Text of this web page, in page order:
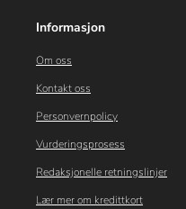
Informasjon
Om oss
Kontakt oss
Personvernpolicy
Vurderingsprosess
Redaksjonelle retningslinjer
Lær mer om kredittkort